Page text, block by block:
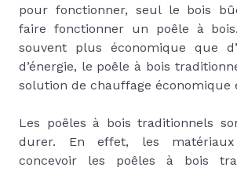
pour fonctionner, seul le bois
faire fonctionner un poêle à
souvent plus économique que
d’énergie, le poêle à bois
solution de chauffage économique
Les poêles à bois traditionnels
durer. En effet, les
concevoir les poêles à bois